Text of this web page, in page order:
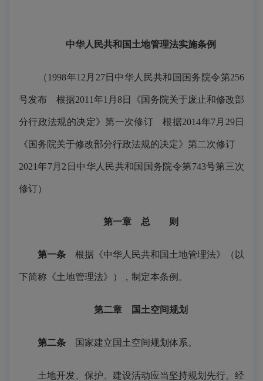
中华人民共和国土地管理法实施条例
（1998年12月27日中华人民共和国国务院令第256
号发布 根据2011年1月8日《国务院关于废止和修改部
分行政法规的决定》第一次修订 根据2014年7月29日
《国务院关于修改部分行政法规的决定》第二次修订
2021年7月2日中华人民共和国国务院令第743号第三次
修订）
第一章 总 则
第一条 根据《中华人民共和国土地管理法》（以
下简称《土地管理法》），制定本条例。
第二章 国土空间规划
第二条 国家建立国土空间规划体系。
土地开发、保护、建设活动应当坚持规划先行。经